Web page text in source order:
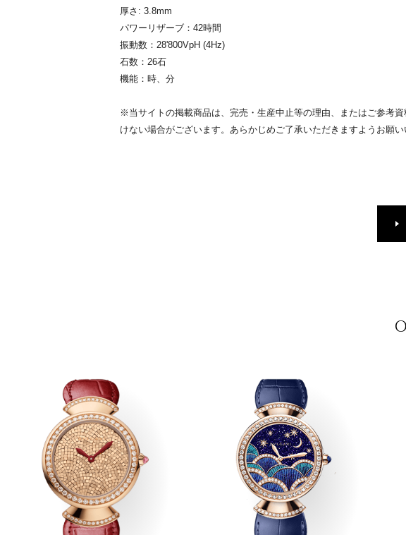
厚さ: 3.8mm
パワーリザーブ：42時間
振動数：28'800VpH (4Hz)
石数：26石
機能：時、分
※当サイトの掲載商品は、完売・生産中止等の理由、またはご参考
けない場合がございます。あらかじめご了承いただきますようお願い